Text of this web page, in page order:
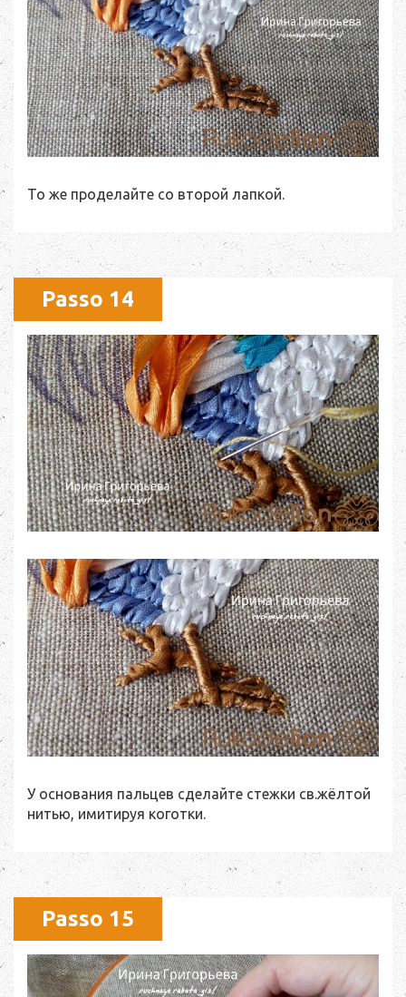
То же проделайте со второй лапкой.
Passo 14
У основания пальцев сделайте стежки св.жёлтой
нитью, имитируя коготки.
Passo 15